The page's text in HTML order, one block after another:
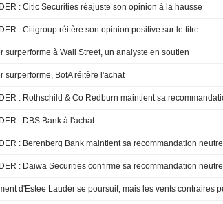
: Citic Securities réajuste son opinion à la hausse
: Citigroup réitère son opinion positive sur le titre
surperforme à Wall Street, un analyste en soutien
surperforme, BofA réitère l'achat
: DBS Bank à l'achat
: Berenberg Bank maintient sa recommandation neutre
: Daiwa Securities confirme sa recommandation neutre